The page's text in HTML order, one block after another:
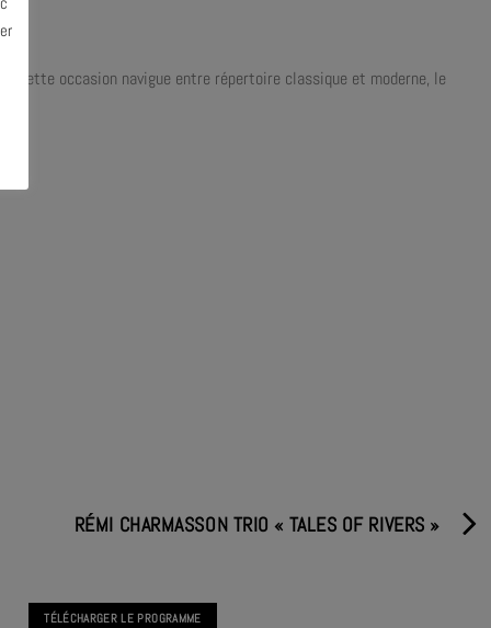
cette occasion navigue entre répertoire classique et moderne, le
RÉMI CHARMASSON TRIO « TALES OF RIVERS »
TÉLÉCHARGER LE PROGRAMME